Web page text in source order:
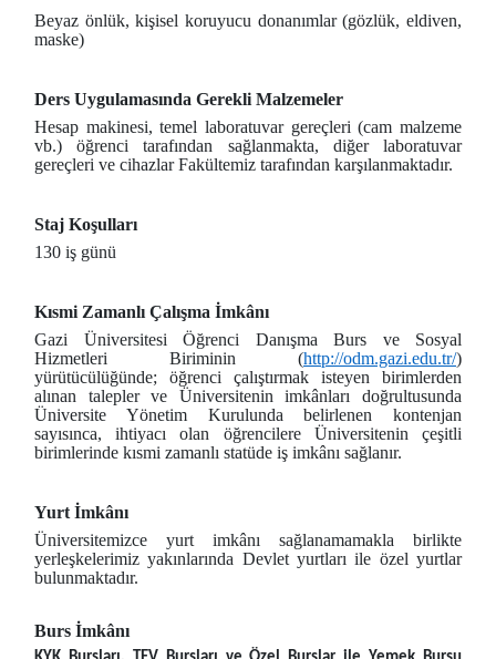
Beyaz önlük, kişisel koruyucu donanımlar (gözlük, eldiven,
maske)
Ders Uygulamasında Gerekli Malzemeler
Hesap makinesi, temel laboratuvar gereçleri (cam malzeme
vb.) öğrenci tarafından sağlanmakta, diğer laboratuvar
gereçleri ve cihazlar Fakültemiz tarafından karşılanmaktadır.
Staj Koşulları
130 iş günü
Kısmi Zamanlı Çalışma İmkânı
Gazi Üniversitesi Öğrenci Danışma Burs ve Sosyal
Hizmetleri Biriminin (http://odm.gazi.edu.tr/)
yürütücülüğünde; öğrenci çalıştırmak isteyen birimlerden
alınan talepler ve Üniversitenin imkânları doğrultusunda
Üniversite Yönetim Kurulunda belirlenen kontenjan
sayısınca, ihtiyacı olan öğrencilere Üniversitenin çeşitli
birimlerinde kısmi zamanlı statüde iş imkânı sağlanır.
Yurt İmkânı
Üniversitemizce yurt imkânı sağlanamamakla birlikte
yerleşkelerimiz yakınlarında Devlet yurtları ile özel yurtlar
bulunmaktadır.
Burs İmkânı